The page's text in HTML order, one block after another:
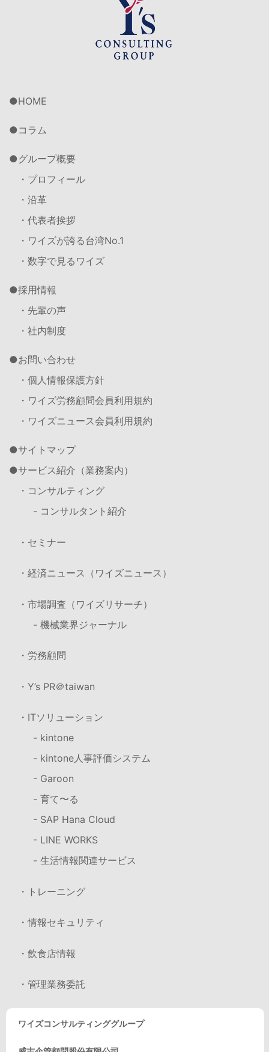
HOME
コラム
グループ概要
・プロフィール
・沿革
・代表者挨拶
・ワイズが誇る台湾No.1
・数字で見るワイズ
採用情報
・先輩の声
・社内制度
お問い合わせ
・個人情報保護方針
・ワイズ労務顧問会員利用規約
・ワイズニュース会員利用規約
サイトマップ
サービス紹介（業務案内）
・コンサルティング
- コンサルタント紹介
・セミナー
・経済ニュース（ワイズニュース）
・市場調査（ワイズリサーチ）
- 機械業界ジャーナル
・労務顧問
・Y’s PR＠taiwan
・ITソリューション
- kintone
- kintone人事評価システム
- Garoon
- 育て〜る
- SAP Hana Cloud
- LINE WORKS
- 生活情報関連サービス
・トレーニング
・情報セキュリティ
・飲食店情報
・管理業務委託
ワイズコンサルティンググループ